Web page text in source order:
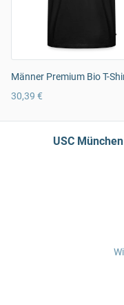
Männer Premium Bio T-
30,39 €
USC